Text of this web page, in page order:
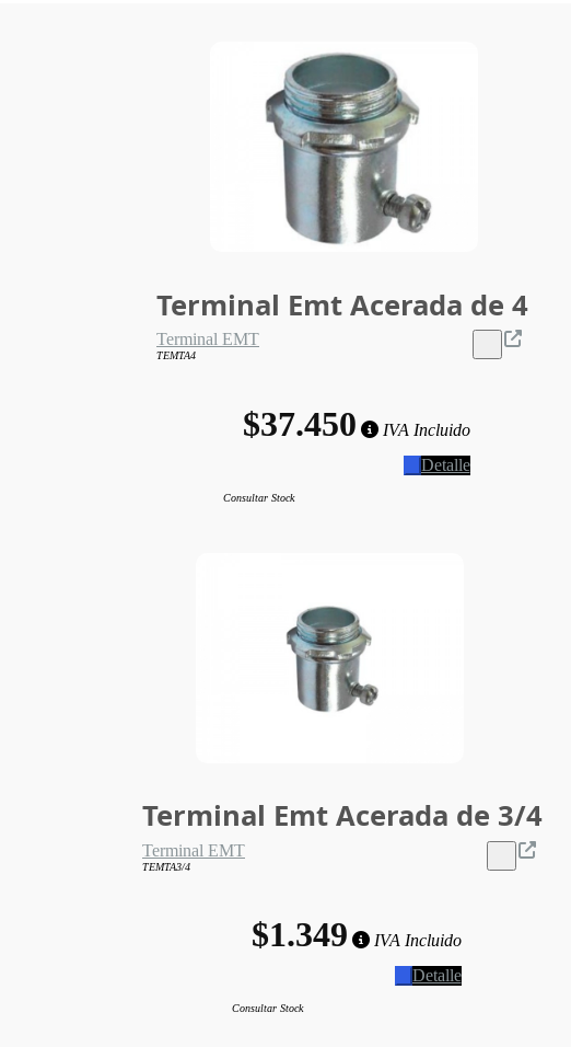
Terminal Emt Acerada de 4
Terminal EMT
TEMTA4
$37.450
IVA Incluido
Detalle
Consultar Stock
Terminal Emt Acerada de 3/4
Terminal EMT
TEMTA3/4
$1.349
IVA Incluido
Detalle
Consultar Stock